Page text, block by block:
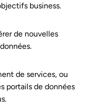
business.
de nouvelles
de services, ou
portails de données